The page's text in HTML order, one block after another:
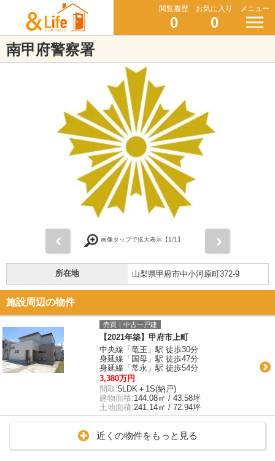
閲覧履歴
0
お気に入り
0
メニュー
南甲府警察署
画像タップで拡大表示【1/1】
所在地 山梨県甲府市中小河原町372-9
施設周辺の物件
売買｜中古一戸建
【2021年築】甲府市上町
中央線「竜王」駅 徒歩30分
身延線「国母」駅 徒歩47分
身延線「常永」駅 徒歩54分
3,380万円
間取:5LDK＋1S(納戸)
建物面積:144.08㎡ / 43.58坪
土地面積:241.14㎡ / 72.94坪
近くの物件をもっと見る